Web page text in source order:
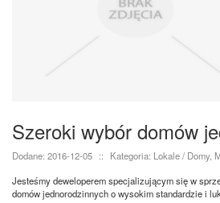
Szeroki wybór domów
Dodane: 2016-12-05 ::
Kategoria: Lokale / Domy,
Jesteśmy deweloperem specjalizującym się w
domów jednorodzinnych o wysokim standardzie i